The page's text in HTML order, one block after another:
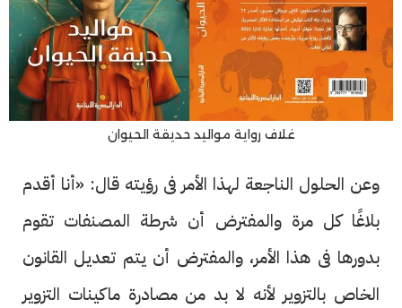
غلاف رواية مواليد حديقة الحيوان
وعن الحلول الناجعة لهذا الأمر فى رؤيته قال: «أنا أقدم
بلاغًا كل مرة والمفترض أن شرطة المصنفات تقوم
بدورها فى هذا الأمر، والمفترض أن يتم تعديل القانون
الخاص بالتزوير لأنه لا بد من مصادرة ماكينات التزوير